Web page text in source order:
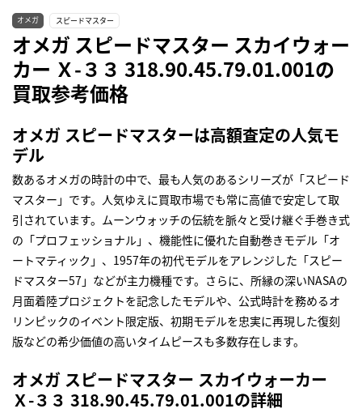
オメガ スピードマスター
オメガ スピードマスター スカイウォー
カー Ｘ-３３ 318.90.45.79.01.001の
買取参考価格
オメガ スピードマスターは高額査定の人気モ
デル
数あるオメガの時計の中で、最も人気のあるシリーズが「スピード
マスター」です。人気ゆえに買取市場でも常に高値で安定して取
引されています。ムーンウォッチの伝統を脈々と受け継ぐ手巻き式
の「プロフェッショナル」、機能性に優れた自動巻きモデル「オ
ートマティック」、1957年の初代モデルをアレンジした「スピー
ドマスター57」などが主力機種です。さらに、所縁の深いNASAの
月面着陸プロジェクトを記念したモデルや、公式時計を務めるオ
リンピックのイベント限定版、初期モデルを忠実に再現した復刻
版などの希少価値の高いタイムピースも多数存在します。
オメガ スピードマスター スカイウォーカー
Ｘ-３３ 318.90.45.79.01.001の詳細